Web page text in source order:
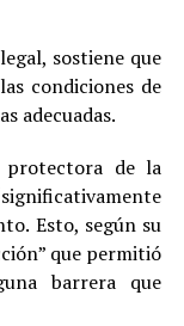
sostiene que
condiciones de
adecuadas.
protectora de la
Esto, según su
que permitió
barrera que